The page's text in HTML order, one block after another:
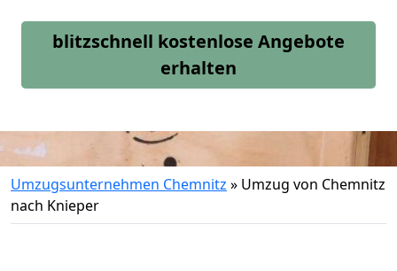
blitzschnell kostenlose Angebote
erhalten
Umzugsunternehmen Chemnitz » Umzug von Chemnitz
nach Knieper